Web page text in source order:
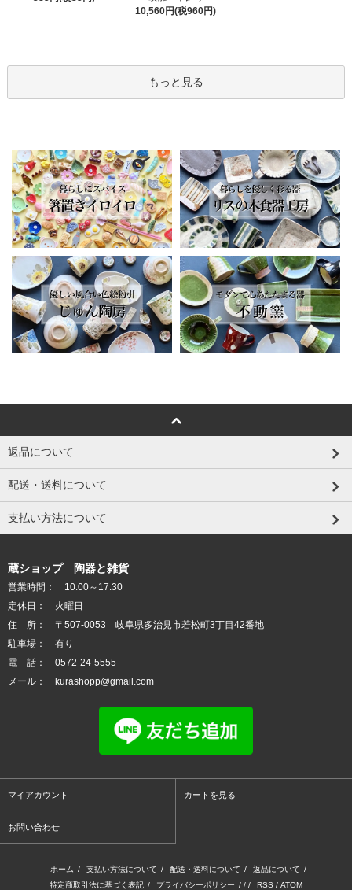
10,560円(税960円)
もっと見る
返品について
配送・送料について
支払い方法について
蔵ショップ 陶器と雑貨
営業時間： 10:00～17:30
定休日： 火曜日
住 所： 〒507-0053 岐阜県多治見市若松町3丁目42番地
駐車場： 有り
電 話： 0572-24-5555
メール： kurashopp@gmail.com
マイアカウント カートを見る
お問い合わせ
ホーム / 支払い方法について / 配送・送料について / 返品について /
特定商取引法に基づく表記 / プライバシーポリシー / / / RSS / ATOM